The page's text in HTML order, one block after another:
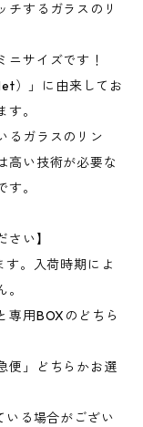
チするガラスのリ
ニサイズです！
）」に由来してお
。
るガラスのリン
高い技術が必要な
。
さい】
す。入荷時期によ
専用BOXのどちら
便」どちらかお選
いる場合がござい